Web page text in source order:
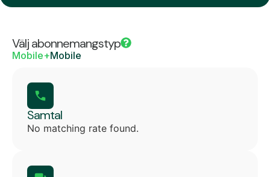
Välj abonnemangstyp
Mobile+Mobile
Samtal
No matching rate found.